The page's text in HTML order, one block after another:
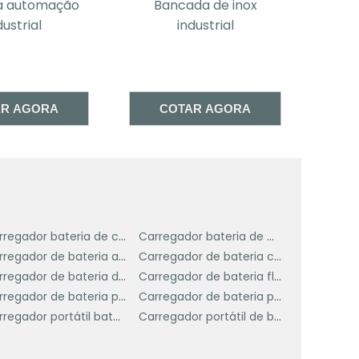
Bancada de inox
COTAR AGORA
Bancada industrial
COTAR AGORA
Carregador bateria de carro
Carregador bateria de moto
Carregador de bateria automotiva portátil
Carregador de bateria carga lenta
Carregador de bateria de moto
Carregador de bateria flutuante
Carregador de bateria portatil automotivo
Carregador de bateria portátil
Carregador portátil bateria carro
Carregador portátil de bateria